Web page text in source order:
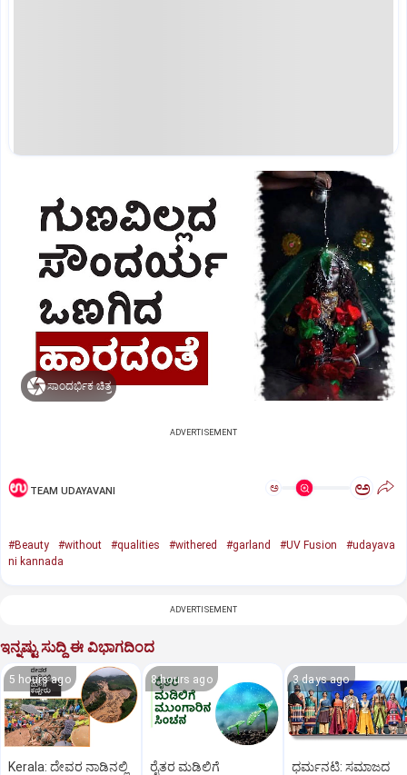
ಸಾಂದರ್ಭಿಕ ಚಿತ್ರ
ADVERTISEMENT
TEAM UDAYAVANI ಅ ಅ
#Beauty #without #qualities #withered #garland #UV Fusion
#udayava
ni kannada
ADVERTISEMENT
ಇನ್ನಷ್ಟು ಸುದ್ದಿ ಈ ವಿಭಾಗದಿಂದ
5 hours ago
Kerala: ದೇವರ ನಾಡಿನಲ್ಲಿ
8 hours ago
ರೈತರ ಮಡಿಲಿಗೆ
3 days ago
ಧರ್ಮನಟಿ: ಸಮಾಜದ